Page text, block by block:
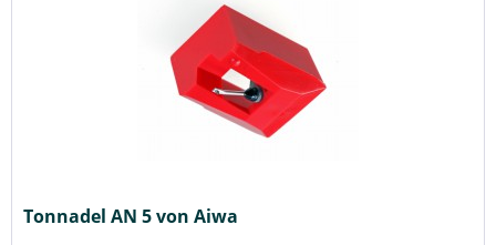
Tonnadel AN 5 von Aiwa